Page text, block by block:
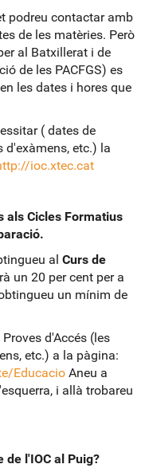
podreu contactar amb
de les matèries. Però
al Batxillerat i de
de les PACFGS) es
les dates i hores que
( dates de
etc.) la
ioc.xtec.cat
als Cicles Formatius
al Curs de
un 20 per cent per a
un mínim de
d'Accés (les
etc.) a la pàgina:
Educacio Aneu a
i allà trobareu
de l'IOC al Puig?